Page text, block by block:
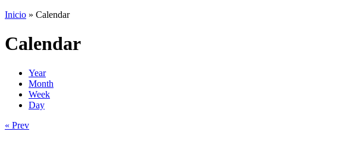
Inicio » Calendar
Calendar
Year
Month
Week
Day
« Prev